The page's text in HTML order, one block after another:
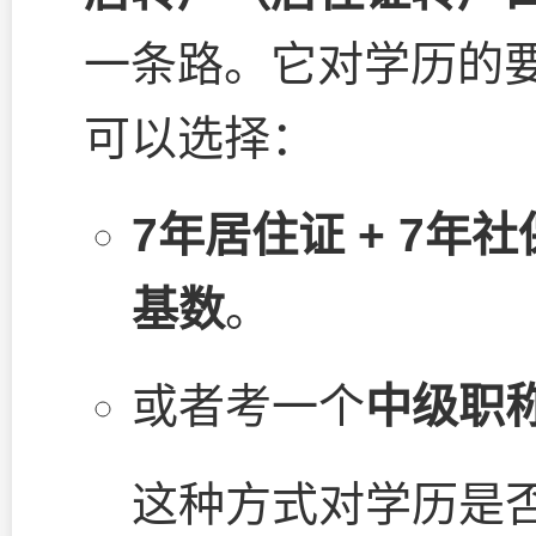
一条路。它对学历的
可以选择：
7年居住证 + 7年
基数。
或者考一个中级职
这种方式对学历是